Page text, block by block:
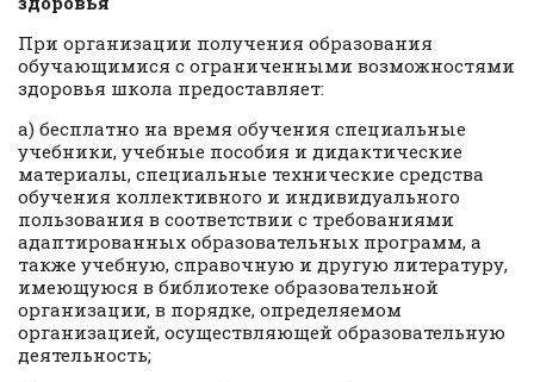
При организации получения образования
обучающимися с ограниченными возможностями
здоровья школа предоставляет:
а) бесплатно на время обучения специальные
учебники, учебные пособия и дидактические
материалы, специальные технические средства
обучения коллективного и индивидуального
пользования в соответствии с требованиями
адаптированных образовательных программ, а
также учебную, справочную и другую литературу,
имеющуюся в библиотеке образовательной
организации, в порядке, определяемом
организацией, осуществляющей образовательную
деятельность;